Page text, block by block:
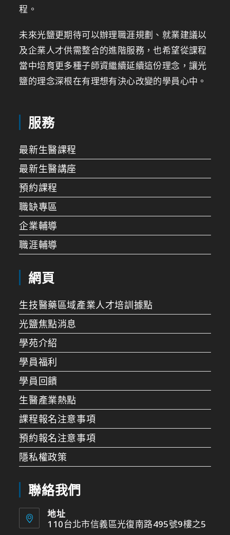
程。
未來光鹽更期待可以辦理職涯規劃、就業建議以
及企業人才供需整合的進階服務，也希望從課程
當中培育更多種子師資繼續延續這份理念，讓光
鹽的理念深根在有理想有決心改變的學員心中。
服務
最新生醫課程
最新生醫講座
預約課程
職缺專區
企業輔導
職涯輔導
網頁
生技醫藥區域產業人才培訓據點
光鹽焦點消息
學苑介紹
學員福利
學員回饋
生醫產業熱點
課程報名注意事項
預約報名注意事項
隱私權政策
聯絡我們
地址
110台北市信義區光復南路495號9樓之5